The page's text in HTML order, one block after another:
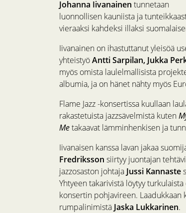
Johanna Iivanainen tunnetaan
luonnollisen kauniista ja
vieraaksi kahdeksi illaksi
Iivanainen on ihastuttanut yleisöä
yhteistyöAntti Sarpilan, Jukka
myös omista laulelmallisista
albumia, ja on hänet nähty myös
Flame Jazz -konsertissa kuullaan
rakastetuista jazzsävelmistä kuten
Metakaavat lämminhenkisen ja
Iivanaisen kanssa lavan jakaa
Fredriksson siirtyy juontajan
jazzosaston johtaja Jussi Kannaste
Yhtyeen takarivistä löytyy
konsertin pohjavireen.
rumpalinimistä Jaska Lukkarinen.